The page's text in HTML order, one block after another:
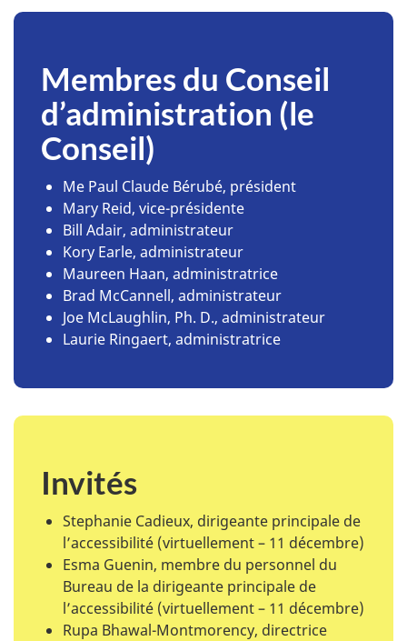
Membres du Conseil
d’administration (le
Conseil)
Me Paul Claude Bérubé, président
Mary Reid, vice-présidente
Bill Adair, administrateur
Kory Earle, administrateur
Maureen Haan, administratrice
Brad McCannell, administrateur
Joe McLaughlin, Ph. D., administrateur
Laurie Ringaert, administratrice
Invités
Stephanie Cadieux, dirigeante principale de
l’accessibilité (virtuellement – 11 décembre)
Esma Guenin, membre du personnel du
Bureau de la dirigeante principale de
l’accessibilité (virtuellement – 11 décembre)
Rupa Bhawal-Montmorency, directrice